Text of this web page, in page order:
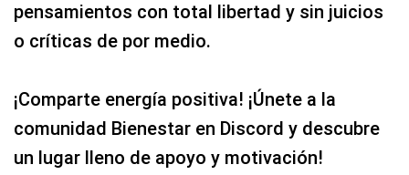
pensamientos con total libertad y sin juicios
o críticas de por medio.
¡Comparte energía positiva! ¡Únete a la
comunidad Bienestar en Discord y descubre
un lugar lleno de apoyo y motivación!